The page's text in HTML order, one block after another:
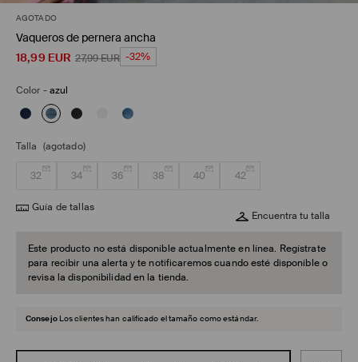
AGOTADO
Vaqueros de pernera ancha
18,99 EUR 27,99EUR -32%
Color -azul
Talla (agotado)
32 34 36 38 40 42
Guía de tallas
Encuentra tu talla
Este producto no está disponible actualmente en línea. Regístrate
para recibir una alerta y te notificaremos cuando esté disponible o
revisa la disponibilidad en la tienda.
Consejo Los clientes han calificado el tamaño como estándar.